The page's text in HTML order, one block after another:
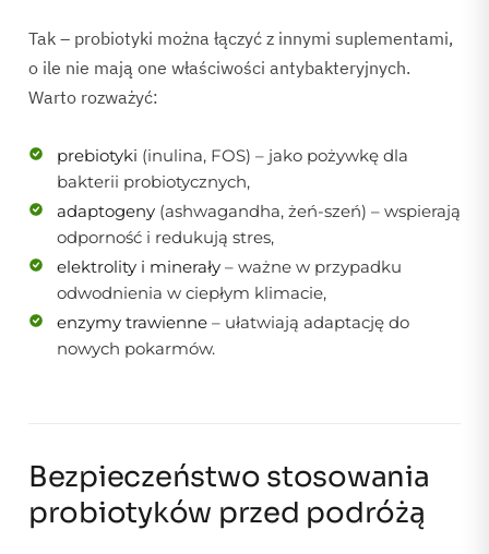
Tak – probiotyki można łączyć z innymi suplementami,
o ile nie mają one właściwości antybakteryjnych.
Warto rozważyć:
prebiotyki (inulina, FOS) – jako pożywkę dla
bakterii probiotycznych,
adaptogeny (ashwagandha, żeń-szeń) – wspierają
odporność i redukują stres,
elektrolity i minerały – ważne w przypadku
odwodnienia w ciepłym klimacie,
enzymy trawienne – ułatwiają adaptację do
nowych pokarmów.
Bezpieczeństwo stosowania
probiotyków przed podróżą